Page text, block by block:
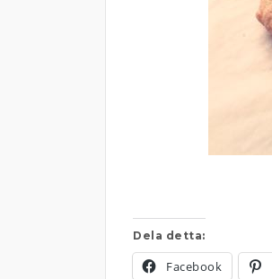
Dela detta:
Facebook